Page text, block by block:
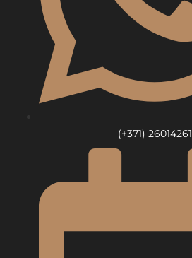
(+371) 26014261